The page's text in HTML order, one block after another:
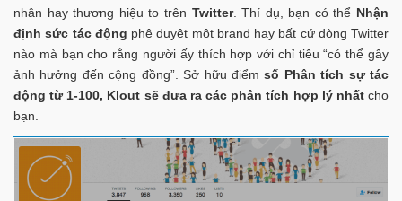
nhân hay thương hiệu to trên Twitter. Thí dụ, bạn có thể Nhận
định sức tác động phê duyệt một brand hay bất cứ dòng Twitter
nào mà bạn cho rằng người ấy thích hợp với chỉ tiêu “có thể gây
ảnh hưởng đến cộng đồng”. Sở hữu điểmsố Phân tích sự tác
động từ 1-100, Klout sẽ đưa ra các phân tích hợp lý nhấtcho
bạn.